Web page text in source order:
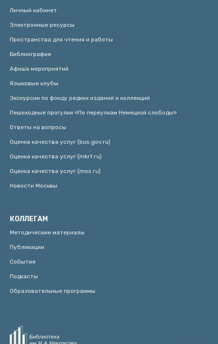
Личный кабинет
Электронные ресурсы
Пространства для чтения и работы
Библиография
Афиша мероприятий
Языковые клубы
Экскурсии по фонду редких изданий и коллекций
Пешеходные прогулки «По переулкам Немецкой слободы»
Ответы на вопросы
Оценка качества услуг (bus.gov.ru)
Оценка качества услуг (mkrf.ru)
Оценка качества услуг (mos.ru)
Новости Москвы
КОЛЛЕГАМ
Методические материалы
Публикации
События
Подкасты
Образовательные программы